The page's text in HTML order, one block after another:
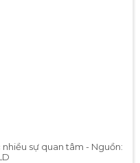
sự quan tâm - Nguồn: